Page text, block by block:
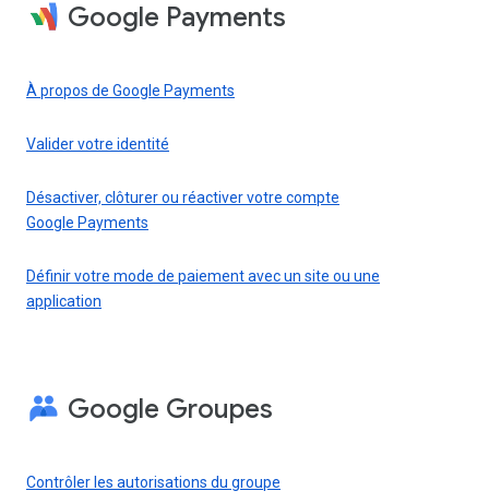
Google Payments
À propos de Google Payments
Valider votre identité
Désactiver, clôturer ou réactiver votre compte
Google Payments
Définir votre mode de paiement avec un site ou une
application
Google Groupes
Contrôler les autorisations du groupe